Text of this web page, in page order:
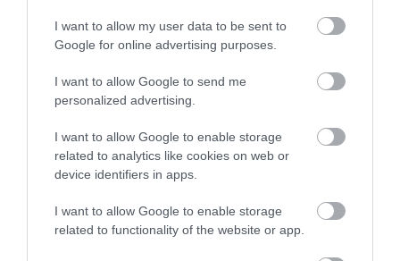
I want to allow my user data to be sent to
Google for online advertising purposes.
I want to allow Google to send me
personalized advertising.
I want to allow Google to enable storage
related to analytics like cookies on web or
device identifiers in apps.
I want to allow Google to enable storage
related to functionality of the website or app.
Συντάξεις Σεπτεμβρίου 2026:
Οι ημερομηνίες του e-ΕΦΚΑ
06.08.2026 | 21:40
Σοκ στην Εύβοια με την κοπέλα
που έπεσε από την γέφυρα: Τα
νεότερα για την υγεία της
Νεότερα για τη Φωτιά στη Σκύρο: